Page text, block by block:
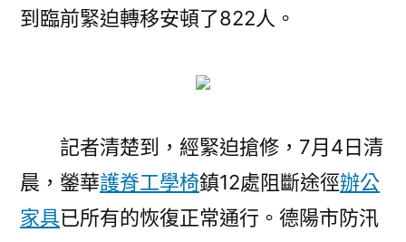
到臨前緊迫轉移安頓了822人。
記者清楚到，經緊迫搶修，7月4日清
晨，鎣華護脊工學椅鎮12處阻斷途徑辦公
家具已所有的恢復正常通行。德陽市防汛